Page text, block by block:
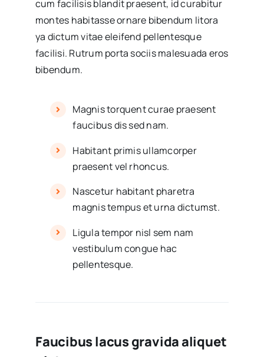
cum facilisis blandit praesent, id curabitur
montes habitasse ornare bibendum litora
ya dictum vitae eleifend pellentesque
facilisi. Rutrum porta sociis malesuada eros
bibendum.
Magnis torquent curae praesent
faucibus dis sed nam.
Habitant primis ullamcorper
praesent vel rhoncus.
Nascetur habitant pharetra
magnis tempus et urna dictumst.
Ligula tempor nisl sem nam
vestibulum congue hac
pellentesque.
Faucibus lacus gravida aliquet